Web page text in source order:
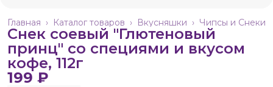
Чипсы и Снеки
Вкусняшки ›
Каталог товаров ›
Главная ›
Снек соевый "Глютеновый
принц" со специями и вкусом
кофе, 112г
199 ₽